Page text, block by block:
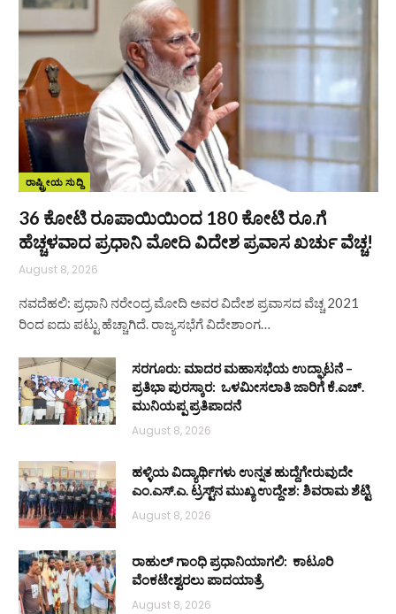
ರಾಷ್ಟ್ರೀಯ ಸುದ್ದಿ
36 ಕೋಟಿ ರೂಪಾಯಿಯಿಂದ 180 ಕೋಟಿ ರೂ.ಗೆ
ಹೆಚ್ಚಳವಾದ ಪ್ರಧಾನಿ ಮೋದಿ ವಿದೇಶ ಪ್ರವಾಸ ಖರ್ಚು ವೆಚ್ಚ!
August 8, 2026
ನವದೆಹಲಿ: ಪ್ರಧಾನಿ ನರೇಂದ್ರ ಮೋದಿ ಅವರ ವಿದೇಶ ಪ್ರವಾಸದ ವೆಚ್ಚ 2021
ರಿಂದ ಐದು ಪಟ್ಟು ಹೆಚ್ಚಾಗಿದೆ. ರಾಜ್ಯಸಭೆಗೆ ವಿದೇಶಾಂಗ…
ಸರಗೂರು: ಮಾದರ ಮಹಾಸಭೆಯ ಉದ್ಘಾಟನೆ –
ಪ್ರತಿಭಾ ಪುರಸ್ಕಾರ: ಒಳಮೀಸಲಾತಿ ಜಾರಿಗೆ ಕೆ.ಎಚ್.
ಮುನಿಯಪ್ಪ ಪ್ರತಿಪಾದನೆ
August 8, 2026
ಹಳ್ಳಿಯ ವಿದ್ಯಾರ್ಥಿಗಳು ಉನ್ನತ ಹುದ್ದೆಗೇರುವುದೇ
ಎಂ.ಎಸ್.ಎ. ಟ್ರಸ್ಟ್‌ನ ಮುಖ್ಯ ಉದ್ದೇಶ: ಶಿವರಾಮ ಶೆಟ್ಟಿ
August 8, 2026
ರಾಹುಲ್ ಗಾಂಧಿ ಪ್ರಧಾನಿಯಾಗಲಿ: ಕಾಟೂರಿ
ವೆಂಕಟೇಶ್ವರಲು ಪಾದಯಾತ್ರೆ
August 8, 2026